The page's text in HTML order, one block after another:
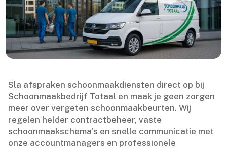
Sla afspraken schoonmaakdiensten direct op bij
Schoonmaakbedrijf Totaal en maak je geen zorgen
meer over vergeten schoonmaakbeurten.​ Wij
regelen helder contractbeheer, vaste
schoonmaakschema’s en snelle communicatie met
onze accountmanagers en professionele